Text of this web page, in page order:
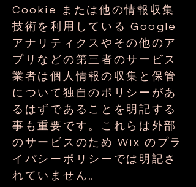
Cookie または他の情報収集
技術を利用している Google
アナリティクスやその他のア
プリなどの第三者のサービス
業者は個人情報の収集と保管
について独自のポリシーがあ
るはずであることを明記する
事も重要です。これらは外部
のサービスのため Wix のプラ
イバシーポリシーでは明記さ
れていません。